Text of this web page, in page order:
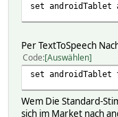
set androidTablet
Per TextToSpeech
Code Auswählen
set androidTablet
Wem Die Standard-
sich im Market nach